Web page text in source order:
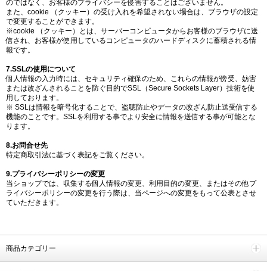
のではなく、お客様のプライバシーを侵害することはございません。
また、cookie （クッキー）の受け入れを希望されない場合は、ブラウザの設定
で変更することができます。
※cookie （クッキー）とは、サーバーコンピュータからお客様のブラウザに送
信され、お客様が使用しているコンピュータのハードディスクに蓄積される情
報です。
7.SSLの使用について
個人情報の入力時には、セキュリティ確保のため、これらの情報が傍受、妨害
または改ざんされることを防ぐ目的でSSL（Secure Sockets Layer）技術を使
用しております。
※ SSLは情報を暗号化することで、盗聴防止やデータの改ざん防止送受信する
機能のことです。SSLを利用する事でより安全に情報を送信する事が可能とな
ります。
8.お問合せ先
特定商取引法に基づく表記をご覧ください。
9.プライバシーポリシーの変更
当ショップでは、収集する個人情報の変更、利用目的の変更、またはその他プ
ライバシーポリシーの変更を行う際は、当ページへの変更をもって公表とさせ
ていただきます。
商品カテゴリー